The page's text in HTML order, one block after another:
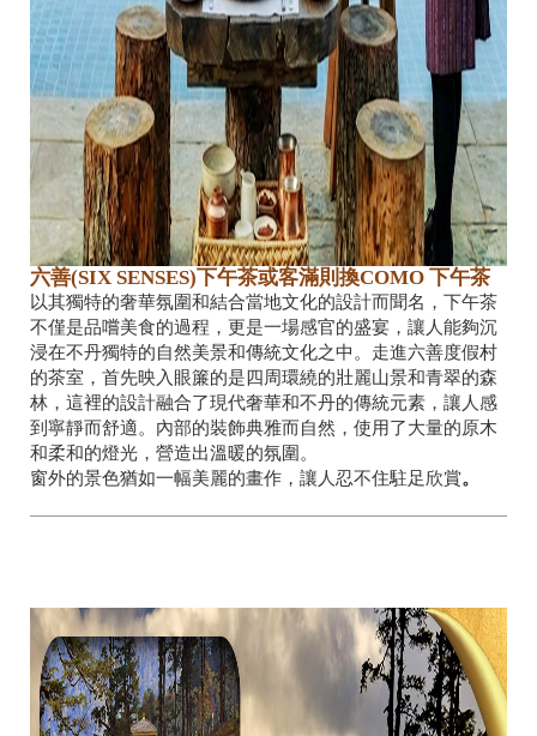
六善(SIX SENSES)下午茶或客滿則換COMO 下午茶
以其獨特的奢華氛圍和結合當地文化的設計而聞名，下午茶
不僅是品嚐美食的過程，更是一場感官的盛宴，讓人能夠沉
浸在不丹獨特的自然美景和傳統文化之中。走進六善度假村
的茶室，首先映入眼簾的是四周環繞的壯麗山景和青翠的森
林，這裡的設計融合了現代奢華和不丹的傳統元素，讓人感
到寧靜而舒適。內部的裝飾典雅而自然，使用了大量的原木
和柔和的燈光，營造出溫暖的氛圍。
窗外的景色猶如一幅美麗的畫作，讓人忍不住駐足欣賞。